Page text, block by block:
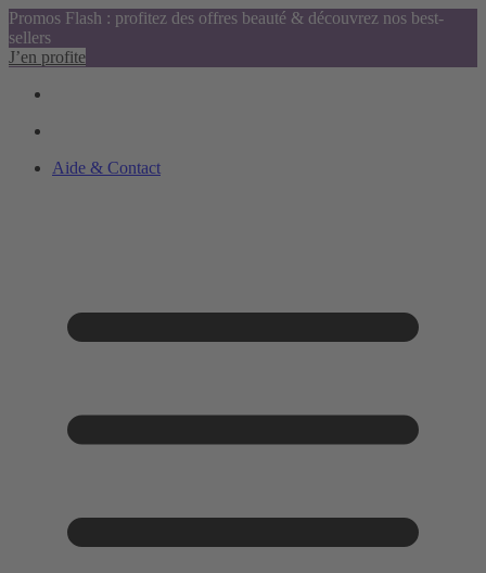
Promos Flash : profitez des offres beauté & découvrez nos best-
sellers
J’en profite
Aide & Contact